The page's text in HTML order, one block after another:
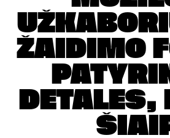
ŽAIDIMO
DETALES,